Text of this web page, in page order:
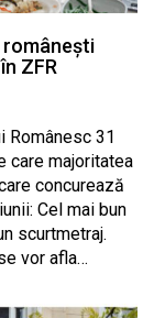
românești
ZFR
Românesc 31
care majoritatea
concurează
Cel mai bun
scurtmetraj.
vor afla…